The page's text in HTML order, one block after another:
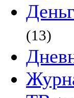
(13)